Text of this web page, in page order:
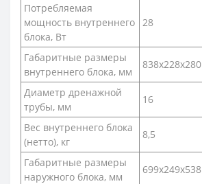
Потребляемая
мощность внутреннего
блока, Вт
28
Габаритные размеры
внутреннего блока, мм
838x228x280
Диаметр дренажной
трубы, мм
16
Вес внутреннего блока
(нетто), кг
8,5
Габаритные размеры
наружного блока, мм
699x249x538